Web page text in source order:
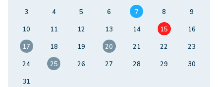
3
4 5 6 7 8
9
10
11 12 13 14 15
16
17
18 19 20 21 22
23
24
25 26 27 28 29
30
31